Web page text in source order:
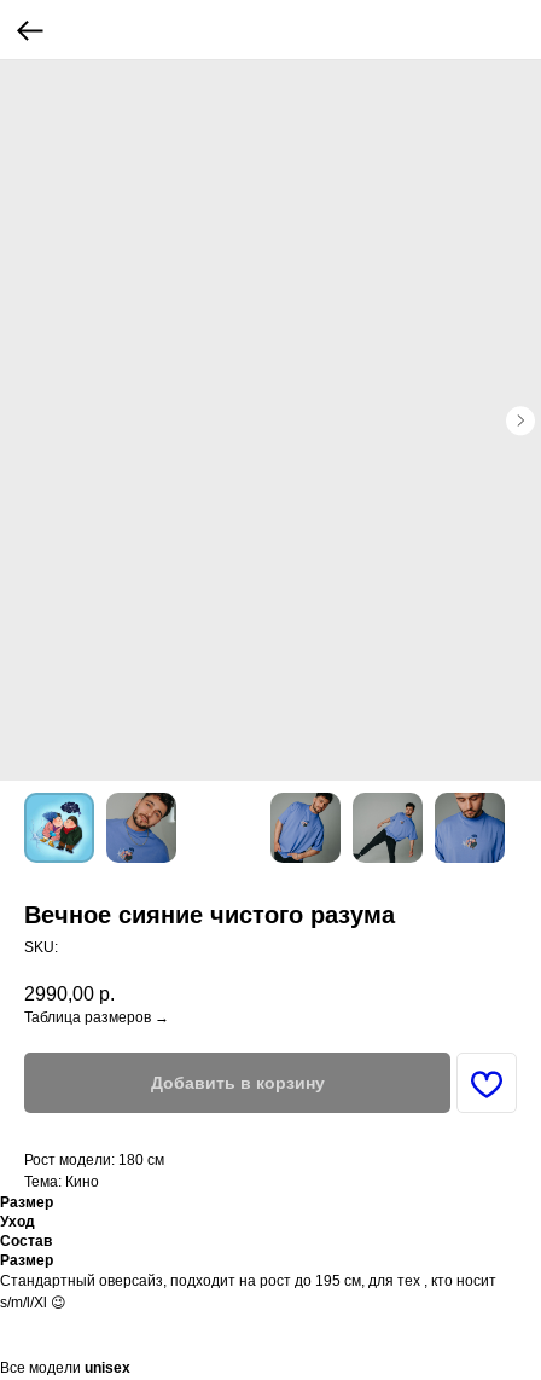
Вечное сияние чистого разума
SKU:
2990,00 р.
Таблица размеров →
Добавить в корзину
Рост модели: 180 см
Тема: Кино
Размер
Уход
Состав
Размер
Стандартный оверсайз, подходит на рост до 195 см, для тех , кто носит
s/m/l/Xl 😉
Все модели unisex